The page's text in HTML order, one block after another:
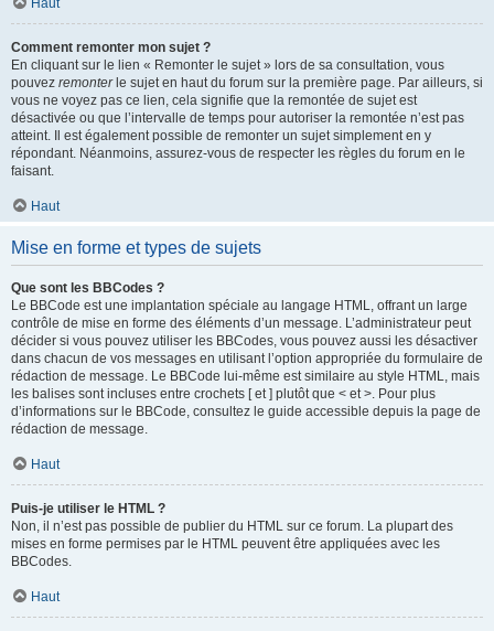
Haut
Comment remonter mon sujet ?
En cliquant sur le lien « Remonter le sujet » lors de sa consultation, vous
pouvez remonterle sujet en haut du forum sur la première page. Par ailleurs, si
vous ne voyez pas ce lien, cela signifie que la remontée de sujet est
désactivée ou que l’intervalle de temps pour autoriser la remontée n’est pas
atteint. Il est également possible de remonter un sujet simplement en y
répondant. Néanmoins, assurez-vous de respecter les règles du forum en le
faisant.
Haut
Mise en forme et types de sujets
Que sont les BBCodes ?
Le BBCode est une implantation spéciale au langage HTML, offrant un large
contrôle de mise en forme des éléments d’un message. L’administrateur peut
décider si vous pouvez utiliser les BBCodes, vous pouvez aussi les désactiver
dans chacun de vos messages en utilisant l’option appropriée du formulaire de
rédaction de message. Le BBCode lui-même est similaire au style HTML, mais
les balises sont incluses entre crochets [ et ] plutôt que < et >. Pour plus
d’informations sur le BBCode, consultez le guide accessible depuis la page de
rédaction de message.
Haut
Puis-je utiliser le HTML ?
Non, il n’est pas possible de publier du HTML sur ce forum. La plupart des
mises en forme permises par le HTML peuvent être appliquées avec les
BBCodes.
Haut